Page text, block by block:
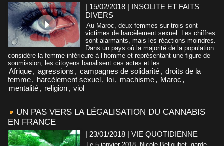
| 15/02/2018 | INSOLITE ET FAITS
DIVERS
Au Maroc, deux femmes sur trois sont
victimes de harcèlement sexuel. Les chiffres
sont alarmants, mais les réactions moindres.
Dans un pays où la majorité de la population
considère la femme inférieure à l’homme et représentant une figure de
soumission, les citoyens banalisent ces actes et les...
Afrique, agressions , campagnes de solidarité, droits de la
femme, harcèlement sexuel, loi, machisme, Maroc ,
mentalité, religion, viol
UN PAS VERS LA LÉGALISATION DU CANNABIS
EN FRANCE
| 23/01/2018 | VIE QUOTIDIENNE